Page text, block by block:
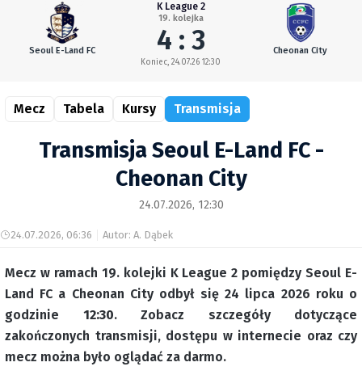
Seoul E-Land FC
K League 2
19. kolejka
4 : 3
Koniec, 24.07.26 12:30
Cheonan City
Mecz Tabela Kursy Transmisja
Transmisja Seoul E-Land FC -
Cheonan City
24.07.2026, 12:30
24.07.2026, 06:36 Autor: A. Dąbek
Mecz w ramach 19. kolejki K League 2 pomiędzy Seoul E-
Land FC a Cheonan City odbył się 24 lipca 2026 roku o
godzinie 12:30. Zobacz szczegóły dotyczące
zakończonych transmisji, dostępu w internecie oraz czy
mecz można było oglądać za darmo.